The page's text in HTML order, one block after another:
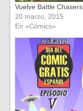
Vuelve Battle Chasers
20 marzo, 2015
En «Cómics»